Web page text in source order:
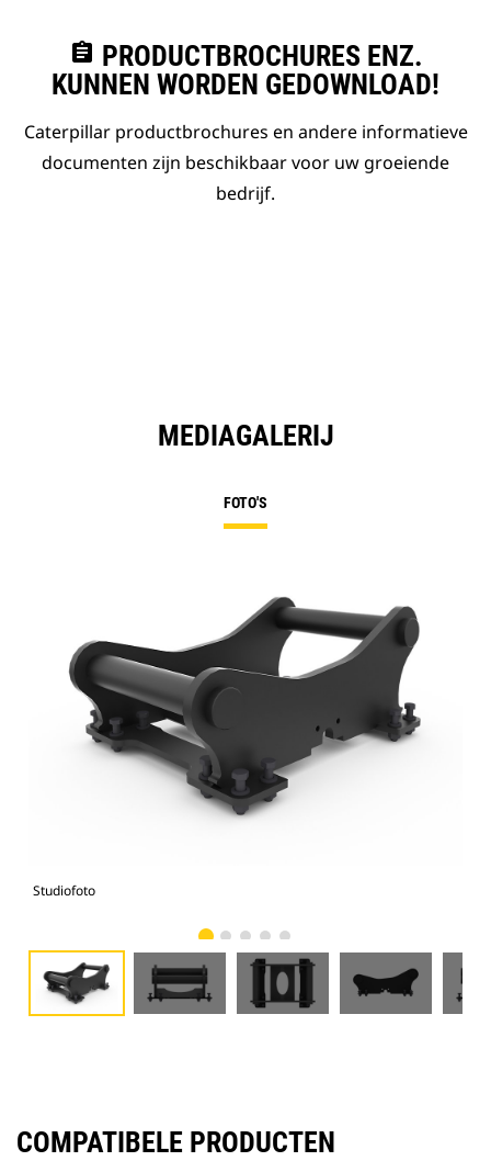
assignment PRODUCTBROCHURES ENZ.
KUNNEN WORDEN GEDOWNLOAD!
Caterpillar productbrochures en andere informatieve
documenten zijn beschikbaar voor uw groeiende
bedrijf.
MEDIAGALERIJ
FOTO'S
Studiofoto
COMPATIBELE PRODUCTEN